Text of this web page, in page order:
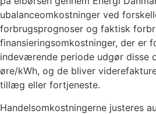
ubalanceomkostninger ved
forbrugsprognoser og faktisk
finansieringsomkostninger, der er
indeværende periode udgør disse
øre/kWh, og de bliver
tillæg eller fortjeneste.
Handelsomkostningerne justeres